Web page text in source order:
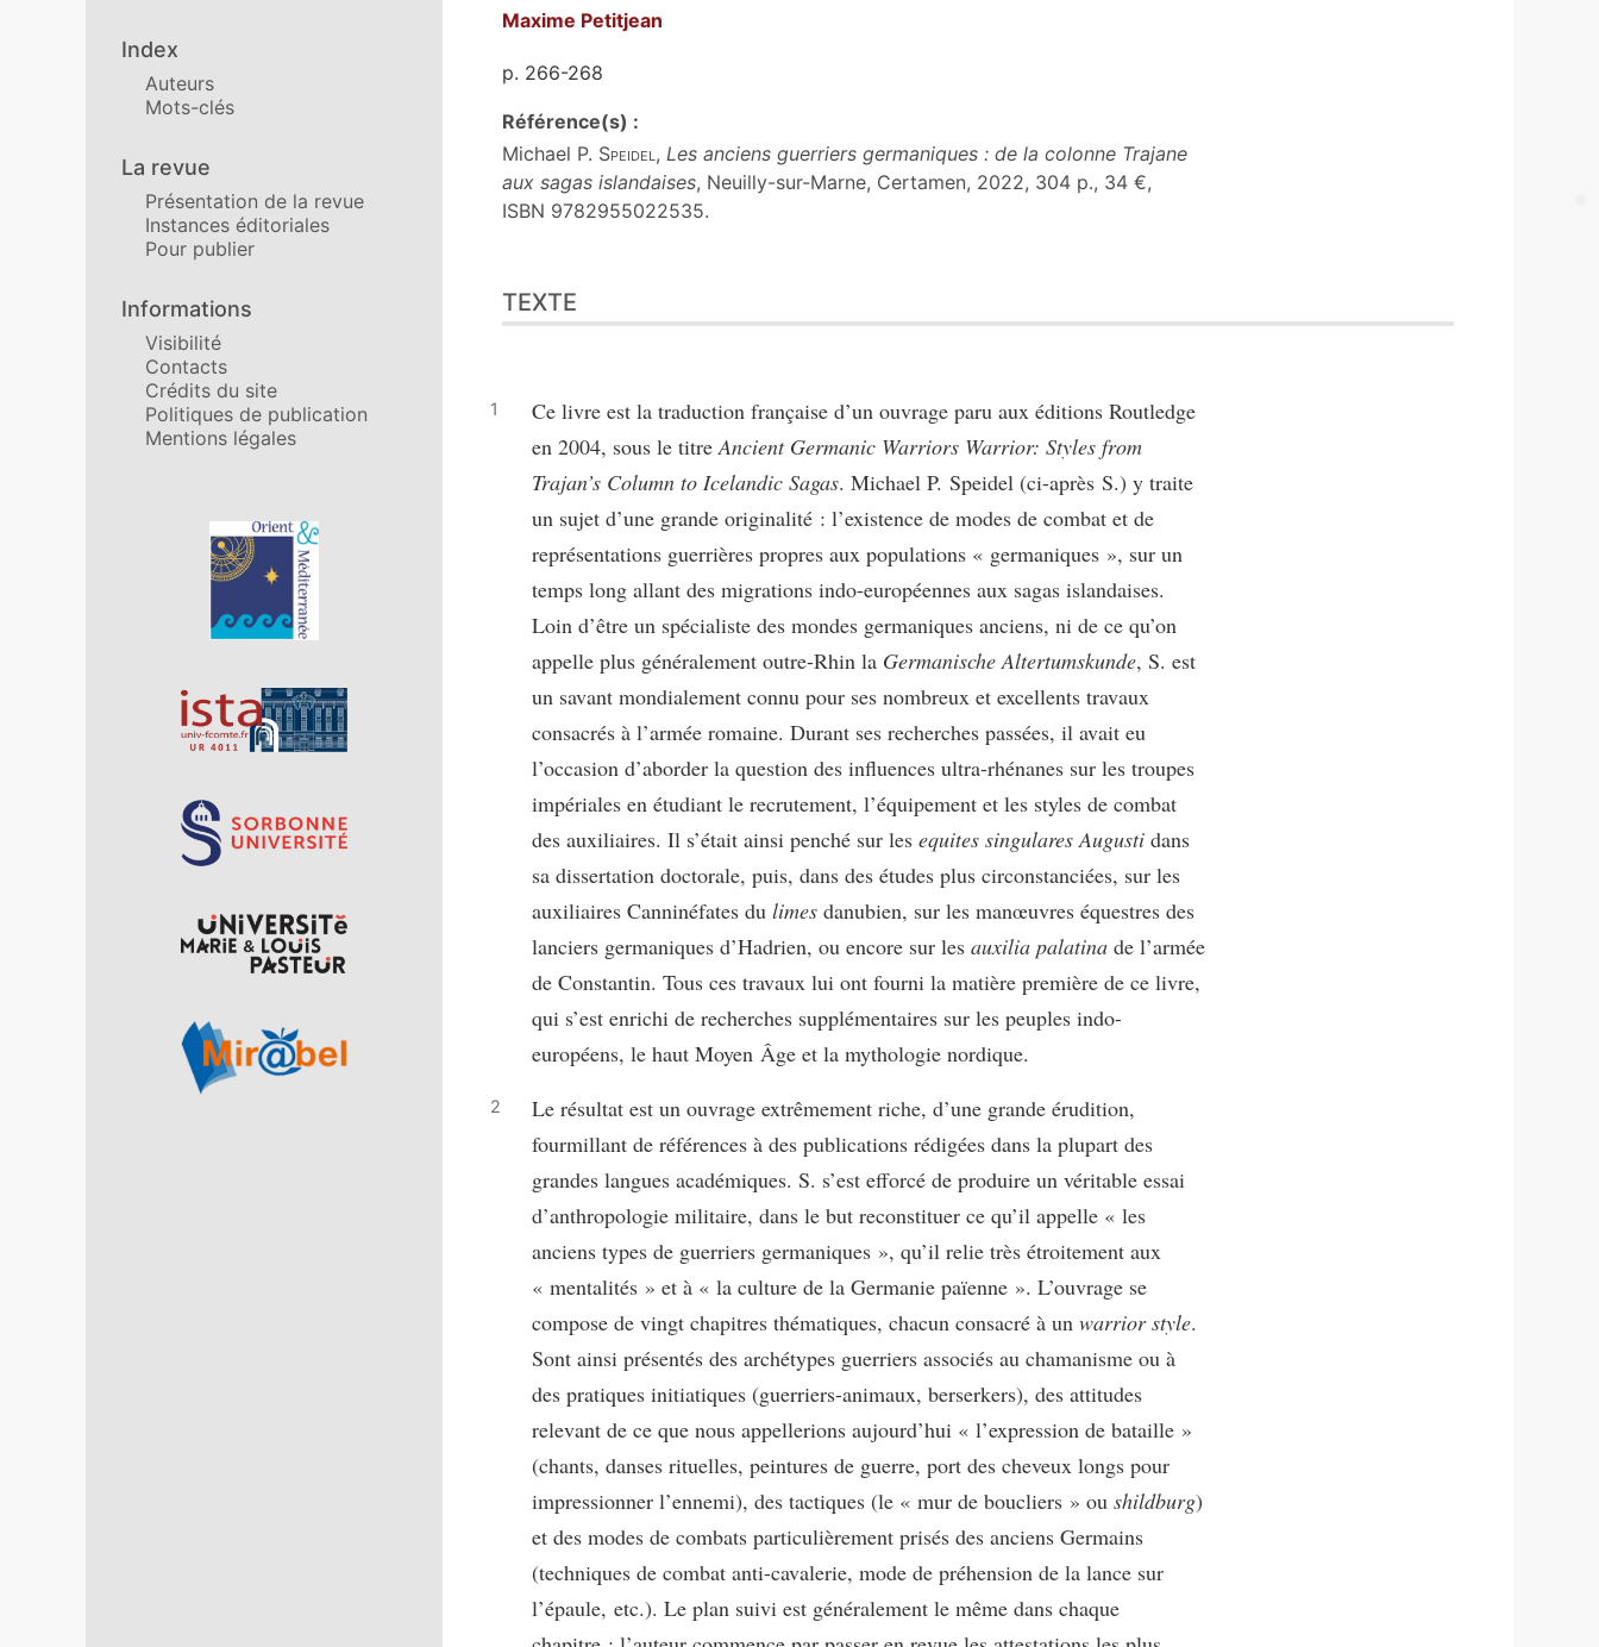
Index
Auteurs
Mots-clés
La revue
Présentation de la revue
Instances éditoriales
Pour publier
Informations
Visibilité
Contacts
Crédits du site
Politiques de publication
Mentions légales
Affiliations/partenaires
Maxime Petitjean
p. 266-268
Référence(s) :
Michael P. Speidel , Les anciens guerriers germaniques : de la colonne Trajane
aux sagas islandaises, Neuilly-sur-Marne, Certamen, 2022, 304 p., 34 €,
ISBN 9782955022535.
Citer cet article
Auteur
TEXTE
Ce livre est la traduction française d’un ouvrage paru aux éditions Routledge
en 2004, sous le titre Ancient Germanic Warriors Warrior: Styles from
Trajan’s Column to Icelandic Sagas. Michael P. Speidel (ci-après S.) y traite
un sujet d’une grande originalité : l’existence de modes de combat et de
représentations guerrières propres aux populations « germaniques », sur un
temps long allant des migrations indo-européennes aux sagas islandaises.
Loin d’être un spécialiste des mondes germaniques anciens, ni de ce qu’on
appelle plus généralement outre-Rhin la Germanische Altertumskunde, S. est
un savant mondialement connu pour ses nombreux et excellents travaux
consacrés à l’armée romaine. Durant ses recherches passées, il avait eu
l’occasion d’aborder la question des influences ultra-rhénanes sur les troupes
impériales en étudiant le recrutement, l’équipement et les styles de combat
des auxiliaires. Il s’était ainsi penché sur les equites singulares Augusti dans
sa dissertation doctorale, puis, dans des études plus circonstanciées, sur les
auxiliaires Canninéfates du limes danubien, sur les manœuvres équestres des
lanciers germaniques d’Hadrien, ou encore sur les auxilia palatina de l’armée
de Constantin. Tous ces travaux lui ont fourni la matière première de ce livre,
qui s’est enrichi de recherches supplémentaires sur les peuples indo-
européens, le haut Moyen Âge et la mythologie nordique.
Le résultat est un ouvrage extrêmement riche, d’une grande érudition,
fourmillant de références à des publications rédigées dans la plupart des
grandes langues académiques. S. s’est efforcé de produire un véritable essai
d’anthropologie militaire, dans le but reconstituer ce qu’il appelle « les
anciens types de guerriers germaniques », qu’il relie très étroitement aux
« mentalités » et à « la culture de la Germanie païenne ». L’ouvrage se
compose de vingt chapitres thématiques, chacun consacré à un warrior style.
Sont ainsi présentés des archétypes guerriers associés au chamanisme ou à
des pratiques initiatiques (guerriers-animaux, berserkers), des attitudes
relevant de ce que nous appellerions aujourd’hui « l’expression de bataille »
(chants, danses rituelles, peintures de guerre, port des cheveux longs pour
impressionner l’ennemi), des tactiques (le « mur de boucliers » ou shildburg)
et des modes de combats particulièrement prisés des anciens Germains
(techniques de combat anti-cavalerie, mode de préhension de la lance sur
l’épaule, etc.). Le plan suivi est généralement le même dans chaque